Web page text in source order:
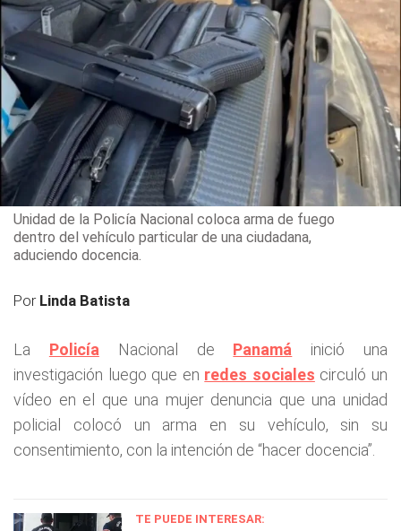
Unidad de la Policía Nacional coloca arma de fuego
dentro del vehículo particular de una ciudadana,
aduciendo docencia.
Por Linda Batista
La PolicíaNacional de Panamá inició una
investigación luego que en redes sociales circuló un
vídeo en el que una mujer denuncia que una unidad
policial colocó un arma en su vehículo, sin su
consentimiento, con la intención de “hacer docencia”.
TE PUEDE INTERESAR: